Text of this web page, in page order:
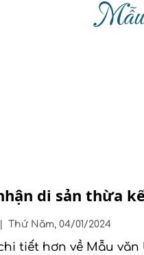
Mẫu
di sản thừa
Thứ Năm, 04/01/2024
tiết hơn về Mẫu